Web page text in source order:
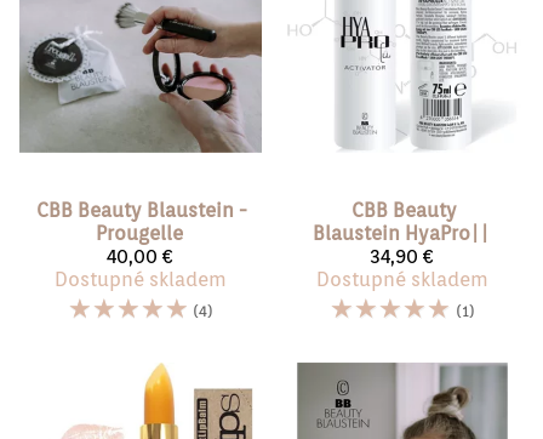
CBB Beauty Blaustein -
Prougelle
40,00 €
Dostupné skladem
☆☆☆☆☆ (4)
CBB Beauty
Blaustein HyaPro||
34,90 €
Dostupné skladem
☆☆☆☆☆ (1)